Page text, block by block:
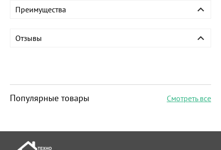
Преимущества
Отзывы
Популярные товары Смотреть все